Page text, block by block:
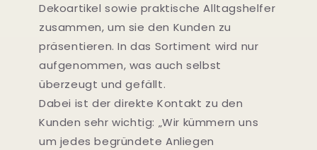
Dekoartikel sowie praktische Alltagshelfer
zusammen, um sie den Kunden zu
präsentieren. In das Sortiment wird nur
aufgenommen, was auch selbst
überzeugt und gefällt.
Dabei ist der direkte Kontakt zu den
Kunden sehr wichtig: „Wir kümmern uns
um jedes begründete Anliegen